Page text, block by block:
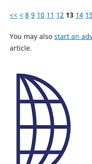
<< < 8 9 10 11 12 13 14 15
You may also start an
article.